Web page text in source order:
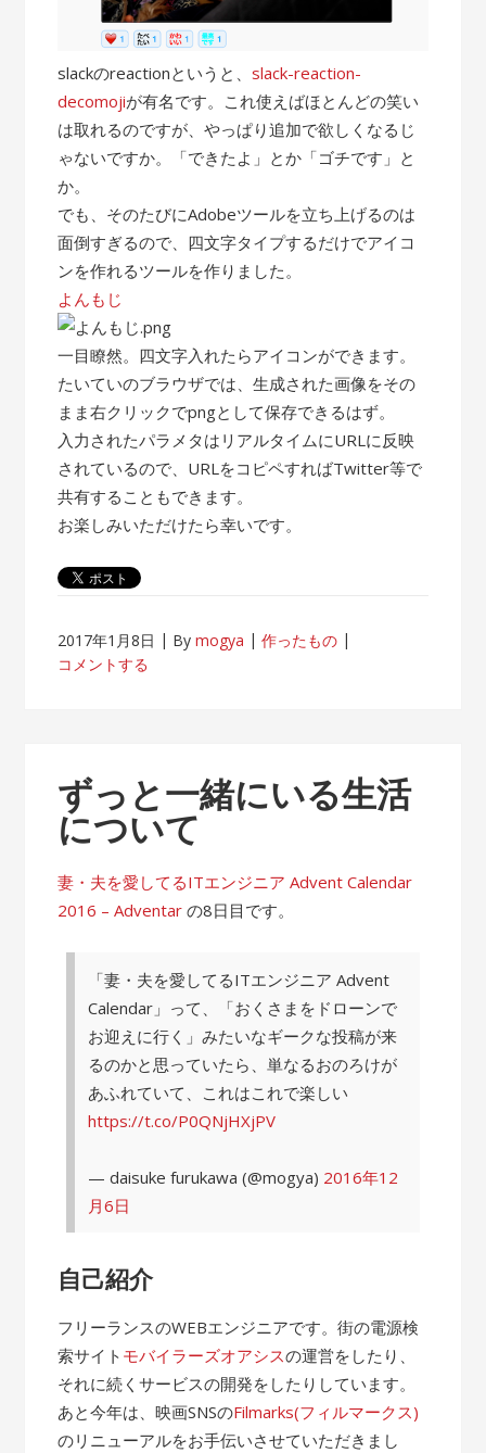
slackのreactionというと、slack-reaction-
decomojiが有名です。これ使えばほとんどの笑い
は取れるのですが、やっぱり追加で欲しくなるじ
ゃないですか。「できたよ」とか「ゴチです」と
か。
でも、そのたびにAdobeツールを立ち上げるのは
面倒すぎるので、四文字タイプするだけでアイコ
ンを作れるツールを作りました。
よんもじ
一目瞭然。四文字入れたらアイコンができます。
たいていのブラウザでは、生成された画像をその
まま右クリックでpngとして保存できるはず。
入力されたパラメタはリアルタイムにURLに反映
されているので、URLをコピペすればTwitter等で
共有することもできます。
お楽しみいただけたら幸いです。
2017年1月8日 Bymogya
作ったもの
コメントする
ずっと一緒にいる生活
について
妻・夫を愛してるITエンジニア Advent Calendar
2016 – Adventar の8日目です。
「妻・夫を愛してるITエンジニア Advent
Calendar」って、「おくさまをドローンで
お迎えに行く」みたいなギークな投稿が来
るのかと思っていたら、単なるおのろけが
あふれていて、これはこれで楽しい
https://t.co/P0QNjHXjPV
— daisuke furukawa (@mogya) 2016年12
月6日
自己紹介
フリーランスのWEBエンジニアです。街の電源検
索サイト モバイラーズオアシスの運営をしたり、
それに続くサービスの開発をしたりしています。
あと今年は、映画SNSのFilmarks(フィルマークス)
のリニューアルをお手伝いさせていただきまし